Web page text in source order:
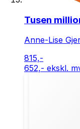
Tusen
Anne-Lise
815,-
652,- ekskl.